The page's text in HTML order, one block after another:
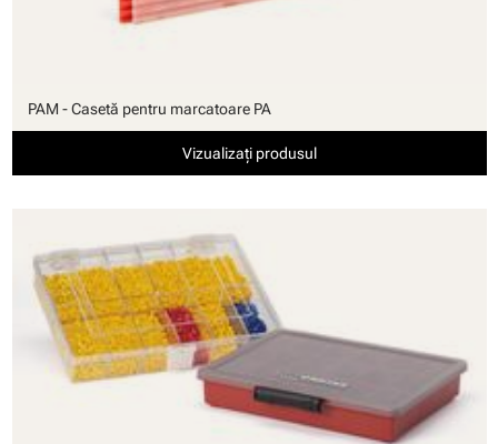
PAM - Casetă pentru marcatoare PA
Vizualizați produsul